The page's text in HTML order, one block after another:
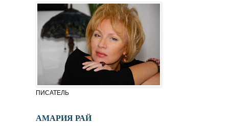
ПИСАТЕЛЬ
АМАРИЯ РАЙ